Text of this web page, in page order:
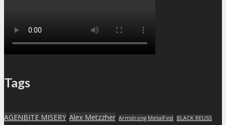
Tags
AGENBITE MISERY Alex Metzzher Armstrong MetalFest BLACK REUSS